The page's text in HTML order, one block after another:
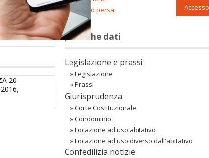
20
Accesso
Password persa
〉 Banche dati
Legislazione e prassi
»Legislazione
»Prassi
Giurisprudenza
»Corte Costituzionale
»Condominio
»Locazione ad uso abitativo
»Locazione ad uso diverso dall'abitativo
Confedilizia notizie